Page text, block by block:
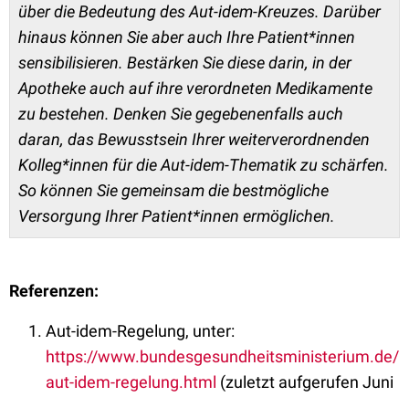
über die Bedeutung des Aut-idem-Kreuzes. Darüber
hinaus können Sie aber auch Ihre Patient*innen
sensibilisieren. Bestärken Sie diese darin, in der
Apotheke auch auf ihre verordneten Medikamente
zu bestehen. Denken Sie gegebenenfalls auch
daran, das Bewusstsein Ihrer weiterverordnenden
Kolleg*innen für die Aut-idem-Thematik zu schärfen.
So können Sie gemeinsam die bestmögliche
Versorgung Ihrer Patient*innen ermöglichen.
Referenzen:
Aut-idem-Regelung, unter:
https://www.bundesgesundheitsministerium.de/
aut-idem-regelung.html (zuletzt aufgerufen Juni